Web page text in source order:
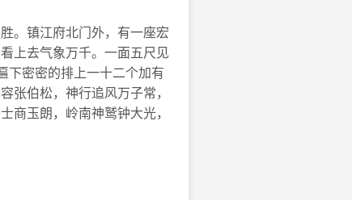
。镇江府北门外，有一座宏
上去气象万千。一面五尺见
下密密的排上一十二个加有
张伯松，神行追风万子常，
商玉朗，岭南神鹫钟大光，